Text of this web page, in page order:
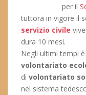
per il
tuttora in vigore il
servizio civile
dura 10 mesi.
Negli ultimi tempi
volontariato
di volontariato
nel sistema